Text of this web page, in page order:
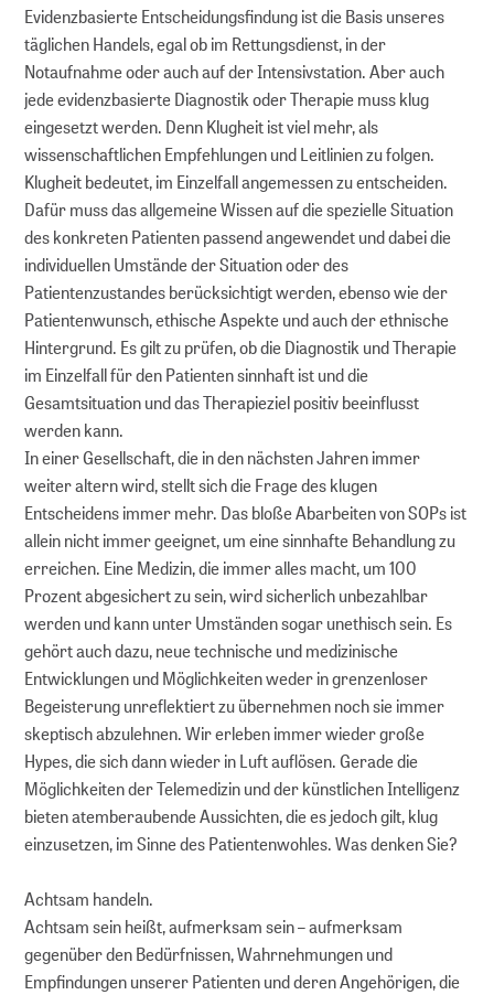
Evidenzbasierte Entscheidungsfindung ist die Basis unseres
täglichen Handels, egal ob im Rettungsdienst, in der
Notaufnahme oder auch auf der Intensivstation. Aber auch
jede evidenzbasierte Diagnostik oder Therapie muss klug
eingesetzt werden. Denn Klugheit ist viel mehr, als
wissenschaftlichen Empfehlungen und Leitlinien zu folgen.
Klugheit bedeutet, im Einzelfall angemessen zu entscheiden.
Dafür muss das allgemeine Wissen auf die spezielle Situation
des konkreten Patienten passend angewendet und dabei die
individuellen Umstände der Situation oder des
Patientenzustandes berücksichtigt werden, ebenso wie der
Patientenwunsch, ethische Aspekte und auch der ethnische
Hintergrund. Es gilt zu prüfen, ob die Diagnostik und Therapie
im Einzelfall für den Patienten sinnhaft ist und die
Gesamtsituation und das Therapieziel positiv beeinflusst
werden kann.
In einer Gesellschaft, die in den nächsten Jahren immer
weiter altern wird, stellt sich die Frage des klugen
Entscheidens immer mehr. Das bloße Abarbeiten von SOPs ist
allein nicht immer geeignet, um eine sinnhafte Behandlung zu
erreichen. Eine Medizin, die immer alles macht, um 100
Prozent abgesichert zu sein, wird sicherlich unbezahlbar
werden und kann unter Umständen sogar unethisch sein. Es
gehört auch dazu, neue technische und medizinische
Entwicklungen und Möglichkeiten weder in grenzenloser
Begeisterung unreflektiert zu übernehmen noch sie immer
skeptisch abzulehnen. Wir erleben immer wieder große
Hypes, die sich dann wieder in Luft auflösen. Gerade die
Möglichkeiten der Telemedizin und der künstlichen Intelligenz
bieten atemberaubende Aussichten, die es jedoch gilt, klug
einzusetzen, im Sinne des Patientenwohles. Was denken Sie?
Achtsam handeln.
Achtsam sein heißt, aufmerksam sein – aufmerksam
gegenüber den Bedürfnissen, Wahrnehmungen und
Empfindungen unserer Patienten und deren Angehörigen, die